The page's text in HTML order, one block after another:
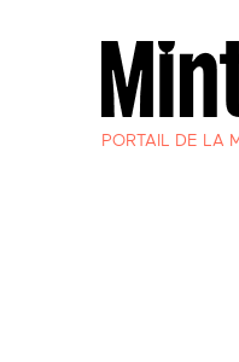
PORTAIL DE LA